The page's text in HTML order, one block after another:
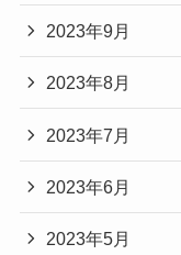
2023年9月
2023年8月
2023年7月
2023年6月
2023年5月